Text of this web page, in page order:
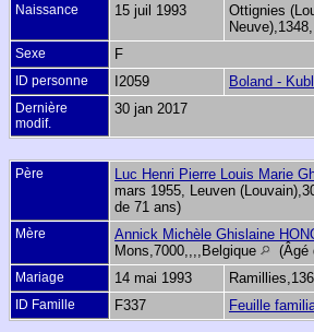
Naissance 15 juil 1993
Ottignies
Sexe F
ID personne I2059 Boland -
Dernière
modif.
30 jan 2017
Père Luc Henri Pierre Louis Marie
mars 1955, Leuven
de 71 ans)
Mère Annick Michèle Ghislaine
Mons,7000,,,,Belgique
(Âgé
Mariage 14 mai 1993
ID Famille F337 Feuille